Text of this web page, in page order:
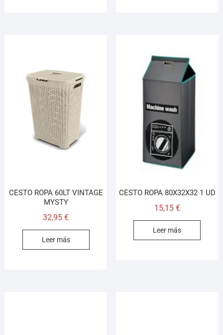
CESTO ROPA 60LT VINTAGE
MYSTY
32,95€
Leer más
CESTO ROPA 80X32X32 1 UD
15,15 €
Leer más